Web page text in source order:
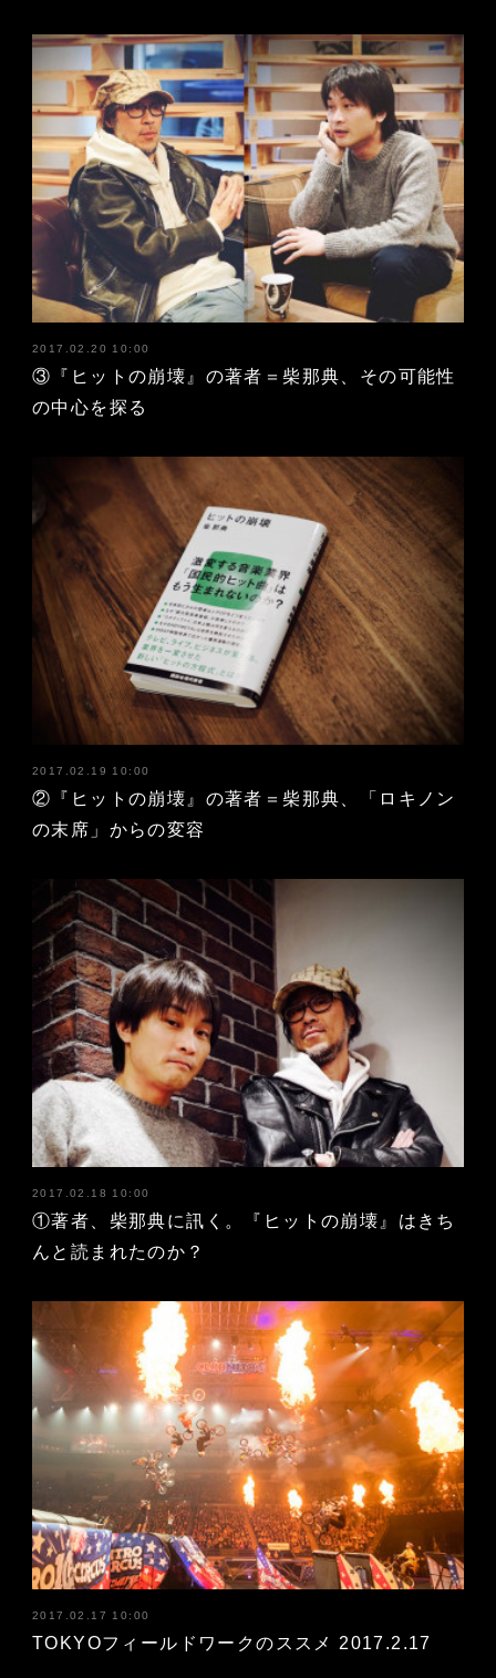
2017.02.20 10:00
③『ヒットの崩壊』の著者＝柴那典、その可能性
の中心を探る
2017.02.19 10:00
②『ヒットの崩壊』の著者＝柴那典、「ロキノン
の末席」からの変容
2017.02.18 10:00
①著者、柴那典に訊く。『ヒットの崩壊』はきち
んと読まれたのか？
2017.02.17 10:00
TOKYOフィールドワークのススメ 2017.2.17